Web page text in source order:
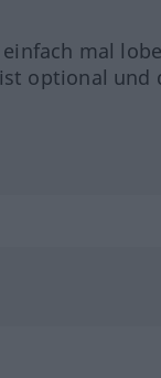
mal
ist optional und